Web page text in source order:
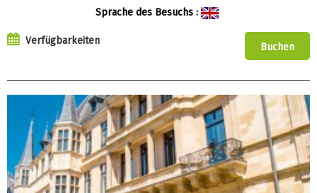
Sprache des Besuchs :
Verfügbarkeiten
Buchen